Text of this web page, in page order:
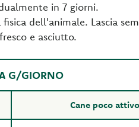
in 7 giorni.
dell'animale. Lascia
e asciutto.
G/GIORNO
Cane poco attivo